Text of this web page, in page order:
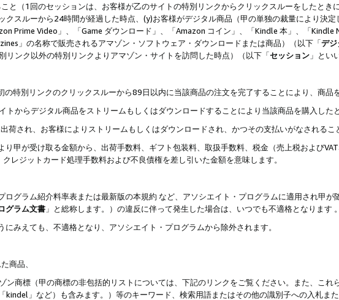
と（1回のセッションは、お客様が乙のサイトの特別リンクからクリックスルーをしたとき
クスルーから24時間が経過した時点、(y)お客様がデジタル商品（甲の単独の裁量により決
Prime Video」、「Game ダウンロード」、「Amazon コイン」、「Kindle 本」、「Kindle
」の名称で販売されるアマゾン・ソフトウェア・ダウンロードまたは商品）（以下「デジ
リンク以外の特別リンクよりアマゾン・サイトを訪問した時点）（以下「セッション 」とい
特別リンクのクリックスルーから89日以内に当該商品の注文を完了することにより、商品
からデジタル商品をストリームもしくはダウンロードすることにより当該商品を購入した
荷され、お客様によりストリームもしくはダウンロードされ、かつその支払いがなされるこ
り甲が受け取る金額から、出荷手数料、ギフト包装料、取扱手数料、税金（売上税および
レジットカード処理手数料および不良債権を差し引いた金額を意味します。
グラム紹介料率表または最新版の本規約 など、アソシエイト・プログラムに適用され甲が
グラム文書 」と総称します。）の違反に伴って発生した場合は、いつでも不適格となります 。
みえても、不適格となり、アソシエイト・プログラムから除外されます。
商品、
ン商標（甲の商標の非包括的リストについては、下記のリンクをご覧ください。また、これ
kindel」など）も含みます。）等のキーワード、検索用語またはその他の識別子への入札ま